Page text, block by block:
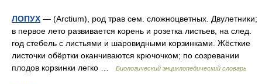
ЛОПУХ — (Arctium), род трав сем. сложноцветных. Двулетники;
в первое лето развивается корень и розетка листьев, на след.
год стебель с листьями и шаровидными корзинками. Жёсткие
листочки обёртки оканчиваются крючочком; по созревании
плодов корзинки легко …
Биологический энциклопедический словарь